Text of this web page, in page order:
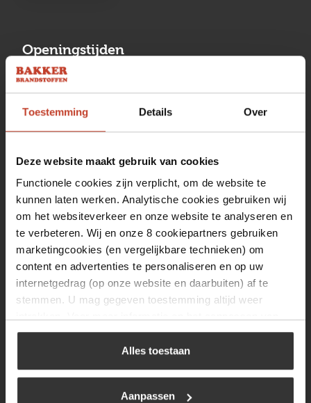
Toestemming Details Over
Deze website maakt gebruik van cookies
Functionele cookies zijn verplicht, om de website te
kunnen laten werken. Analytische cookies gebruiken wij
om het websiteverkeer en onze website te analyseren en
te verbeteren. Wij en onze 8 cookiepartners gebruiken
marketingcookies (en vergelijkbare technieken) om
content en advertenties te personaliseren en op uw
internetgedrag (op onze website en daarbuiten) af te
stemmen. U mag gegeven toestemming altijd weer
uw keuze op onze website verwijzen wij u naar ons
Alles toestaan
Aanpassen
Openingstijden
Maandag
13:00 tot 17:00
Dinsdag
08:00 tot 17:00
08:00 tot 17:00
Vrijdag
08:00 tot 17:00
Zaterdag
09:30 tot 12:00
Zondag
Gesloten
Navigatie
BBQ
Kamperen